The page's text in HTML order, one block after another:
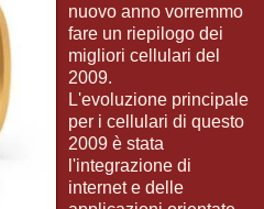
nuovo anno vorremmo
fare un riepilogo dei
migliori cellulari del
2009.
L'evoluzione principale
per i cellulari di questo
2009 è stata
l'integrazione di
internet e delle